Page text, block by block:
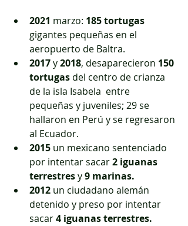
2021 marzo: 185 tortugas
gigantes pequeñas en el
aeropuerto de Baltra.
2017 y 2018, desaparecieron 150
tortugas del centro de crianza
de la isla Isabela  entre
pequeñas y juveniles; 29 se
hallaron en Perú y se regresaron
al Ecuador.
2015 un mexicano sentenciado
por intentar sacar 2 iguanas
terrestres y 9 marinas.
2012 un ciudadano alemán
detenido y preso por intentar
sacar 4 iguanas terrestres.